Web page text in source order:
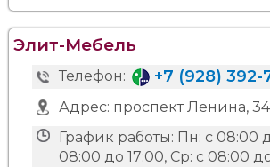
Элит-Мебель
Телефон: +7 (928) 392-
Адрес: проспект Ленина,
График работы: Пн: с 08:00
08:00 до 17:00, Ср: с 08:00